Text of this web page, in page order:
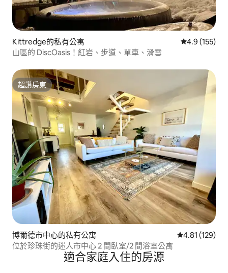
Kittredge的私有公寓 從 155 則評
4.9 (155)
山區的 DiscOasis！紅岩、步道、單車、滑雪
超讚房東
超讚房東
博爾德市中心的私有公寓 從 129 則評價
4.81 (129)
位於珍珠街的迷人市中心 2 間臥室/2 間浴室公寓
適合家庭入住的房源